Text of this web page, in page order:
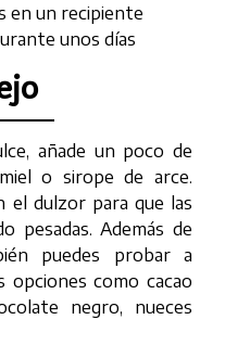
en un recipiente
unos días
añade un poco de
o sirope de arce.
el dulzor para que las
pesadas. Además de
puedes probar a
como cacao
negro, nueces